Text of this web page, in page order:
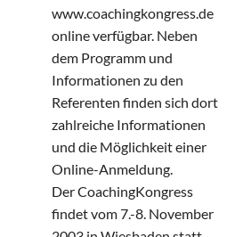
www.coachingkongress.de
online verfügbar. Neben
dem Programm und
Informationen zu den
Referenten finden sich dort
zahlreiche Informationen
und die Möglichkeit einer
Online-Anmeldung.
Der CoachingKongress
findet vom 7.-8. November